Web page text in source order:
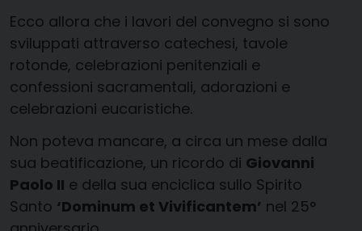
Ecco allora che i lavori del convegno si sono
sviluppati attraverso catechesi, tavole
rotonde, celebrazioni penitenziali e
confessioni sacramentali, adorazioni e
celebrazioni eucaristiche.
Non poteva mancare, a circa un mese dalla
sua beatificazione, un ricordo di Giovanni
Paolo II e della sua enciclica sullo Spirito
Santo ‘Dominum et Vivificantem’ nel 25°